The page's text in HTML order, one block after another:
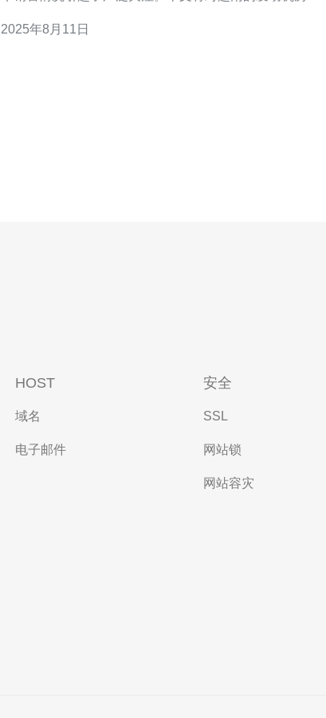
及相关的技术需求。 首先，我们需要了解越南的发动机房
2025年8月11日
HOST
域名
电子邮件
安全
SSL
网站锁
网站容灾